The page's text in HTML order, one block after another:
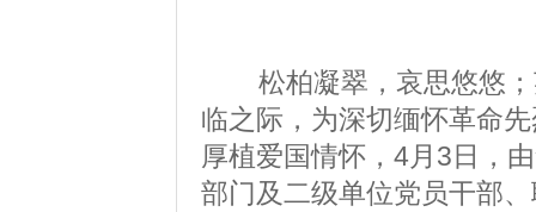
松柏凝翠，哀思悠悠；
临之际，为深切缅怀革命
厚植爱国情怀，4月3日，
部门及二级单位党员干部